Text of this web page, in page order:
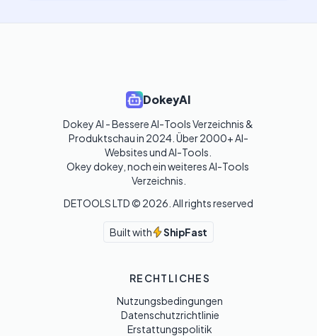
DokeyAI
Dokey AI - Bessere AI-Tools Verzeichnis &
Produktschau in 2024. Über 2000+ AI-
Websites und AI-Tools.
Okey dokey, noch ein weiteres AI-Tools
Verzeichnis.
DETOOLS LTD © 2026 . All rights reserved
Built with ShipFast
RECHTLICHES
Nutzungsbedingungen
Datenschutzrichtlinie
Erstattungspolitik